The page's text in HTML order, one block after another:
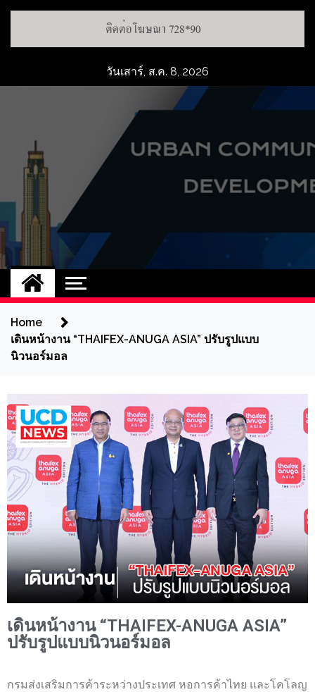
วันเสาร์, ส.ค. 8, 2026
UCD
NEW
Home
เดินหน้างาน “THAIFEX-ANUGA ASIA” ปรับรูปแบบ
นิวนอร์มอล
เดินหน้างาน “THAIFEX-ANUGA ASIA”
ปรับรูปแบบนิวนอร์มอล
กรมส่งเสริมการค้าระหว่างประเทศ หอการค้าไทย และโคโลญ